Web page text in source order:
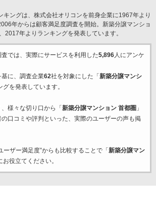
キングは、株式会社オリコンを前身企業に1967年より
年からは顧客満足度調査を開始。新築分譲マンショ
2017年よりランキングを発表しています。
では、実際にサービスを利用した5,896人にアンケ
に、調査企業62社を対象にした「 新築分譲マンシ
グを発表しています。
様々な切り口から「 新築分譲マンション 首都圏 」
口コミや評判といった、実際のユーザーの声も掲
ーザー満足度”からも比較することで「 新築分譲マン
お役立てください。